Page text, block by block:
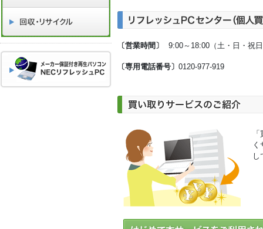
〔営業時間〕 9:00～18:00（土・日・祝
〔専用電話番号〕 0120-977-919
し